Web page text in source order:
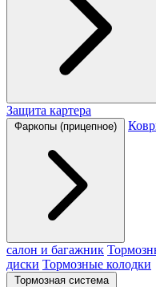
Защита картера
Фаркопы (прицепное)
салон и багажник
диски Тормозные колодки
Тормозная система